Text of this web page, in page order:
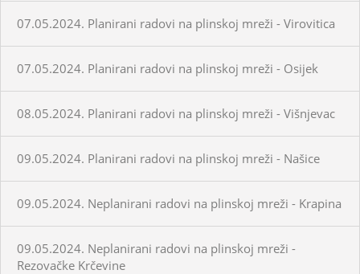
07.05.2024. Planirani radovi na plinskoj mreži - Virovitica
07.05.2024. Planirani radovi na plinskoj mreži - Osijek
08.05.2024. Planirani radovi na plinskoj mreži - Višnjevac
09.05.2024. Planirani radovi na plinskoj mreži - Našice
09.05.2024. Neplanirani radovi na plinskoj mreži - Krapina
09.05.2024. Neplanirani radovi na plinskoj mreži -
Rezovačke Krčevine